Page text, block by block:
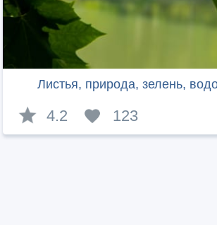
Листья, природа, зелень,
4.2 123